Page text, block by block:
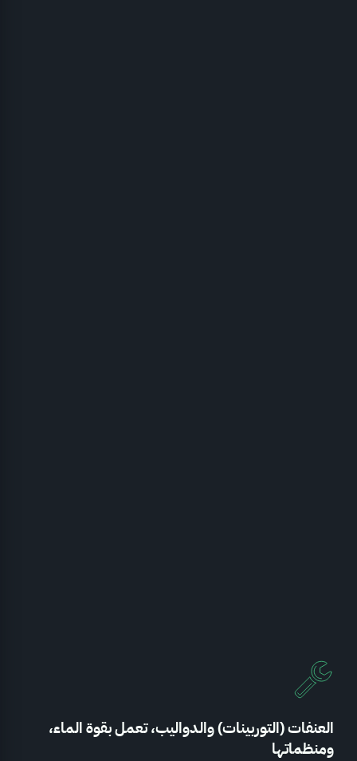
العنفات (التوربينات) والدواليب، تعمل بقوة الماء،
ومنظماتها